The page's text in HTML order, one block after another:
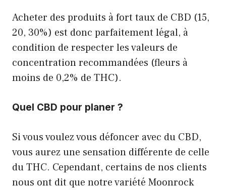
Acheter des produits à fort taux de CBD (15,
20, 30%) est donc parfaitement légal, à
condition de respecter les valeurs de
concentration recommandées (fleurs à
moins de 0,2% de THC).
Quel CBD pour planer ?
Si vous voulez vous défoncer avec du CBD,
vous aurez une sensation différente de celle
du THC. Cependant, certains de nos clients
nous ont dit que notre variété Moonrock